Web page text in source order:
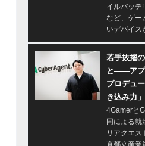
イルバッテ
など、ゲー
いデバイス
若手抜擢
と――アプ
プロデュ
き込み力
4Gamerと
同による就
リアクエス
京都立産業